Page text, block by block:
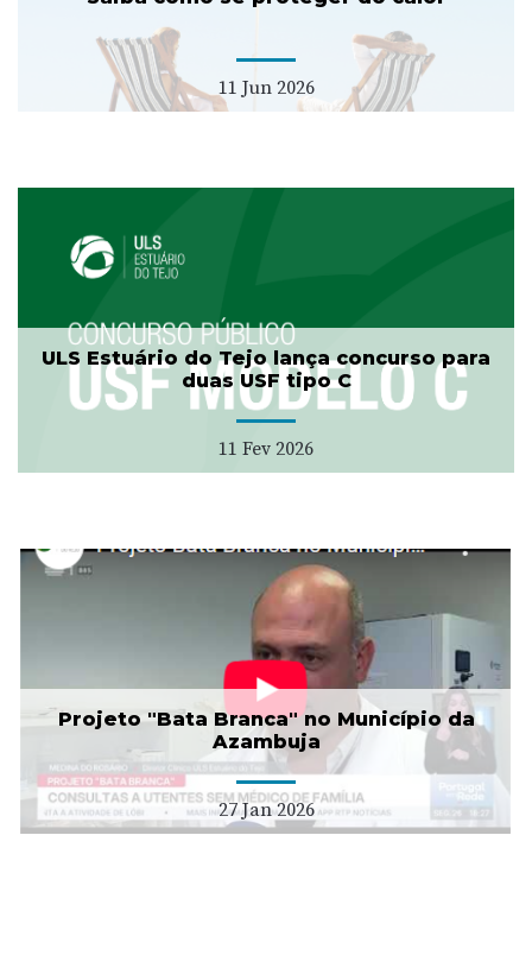
11 Jun 2026
ULS Estuário do Tejo lança concurso para
duas USF tipo C
11 Fev 2026
Projeto "Bata Branca" no Município da
Azambuja
27 Jan 2026